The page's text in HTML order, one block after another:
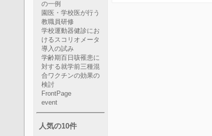
の一例
園医・学校医が行う
教職員研修
学校運動器健診にお
けるスコリオメータ
導入の試み
学齢期百日咳罹患に
対する就学前三種混
合ワクチンの効果の
検討
FrontPage
event
人気の10件